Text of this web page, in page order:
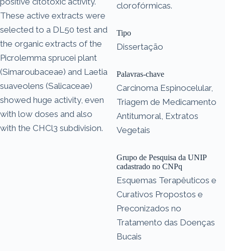
These active extracts were
selected to a DL50 test and
the organic extracts of the
Picrolemma sprucei plant
(Simaroubaceae) and Laetia
suaveolens (Salicaceae)
showed huge activity, even
with low doses and also
with the CHCl3 subdivision.
clorofórmicas.
Tipo
Dissertação
Palavras-chave
Carcinoma Espinocelular,
Triagem de Medicamento
Antitumoral, Extratos
Vegetais
Grupo de Pesquisa da UNIP
cadastrado no CNPq
Esquemas Terapêuticos e
Curativos Propostos e
Preconizados no
Tratamento das Doenças
Bucais